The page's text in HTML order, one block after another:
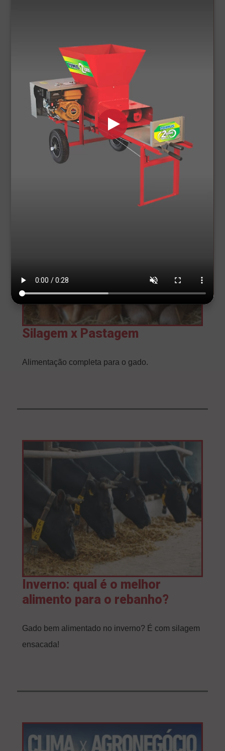
Como manter a saúde do
rebanho no inverno.
Investir em equipamentos adequados para
produzir uma silagem completa.
Silagem x Pastagem
Alimentação completa para o gado.
Inverno: qual é o melhor
alimento para o rebanho?
Gado bem alimentado no inverno? É com silagem
ensacada!